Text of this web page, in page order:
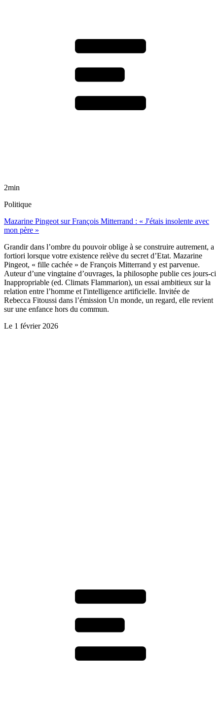
2min
Politique
Mazarine Pingeot sur François Mitterrand : « J'étais insolente avec
mon père »
Grandir dans l’ombre du pouvoir oblige à se construire autrement, a
fortiori lorsque votre existence relève du secret d’Etat. Mazarine
Pingeot, « fille cachée » de François Mitterrand y est parvenue.
Auteur d’une vingtaine d’ouvrages, la philosophe publie ces jours-ci
Inappropriable (ed. Climats Flammarion), un essai ambitieux sur la
relation entre l’homme et l'intelligence artificielle. Invitée de
Rebecca Fitoussi dans l’émission Un monde, un regard, elle revient
sur une enfance hors du commun.
Le 1 février 2026